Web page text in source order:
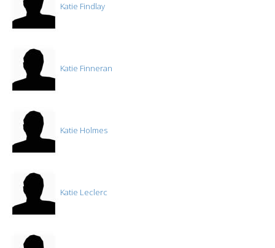
Katie Findlay
Katie Finneran
Katie Holmes
Katie Leclerc